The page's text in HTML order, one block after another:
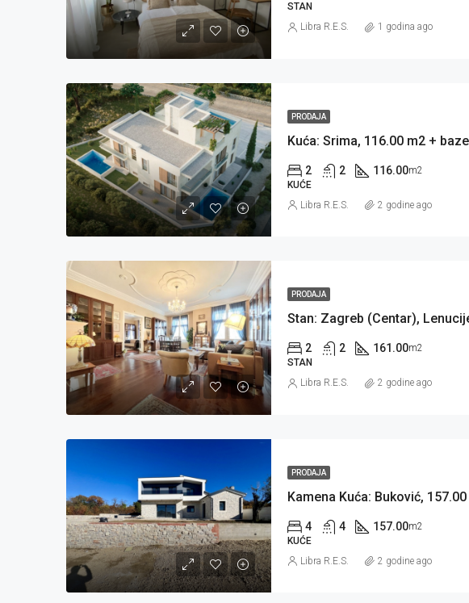
STAN
Libra R.E.S. 1 godina ago
PRODAJA
2 2 116.00m2
KUĆE
Libra R.E.S. 2 godine ago
PRODAJA
2 2 161.00m2
STAN
Libra R.E.S. 2 godine ago
PRODAJA
4 4 157.00m2
KUĆE
Libra R.E.S. 2 godine ago